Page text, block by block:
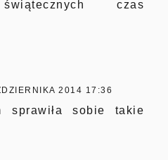
czas
2014 17:36
sprawiła sobie takie